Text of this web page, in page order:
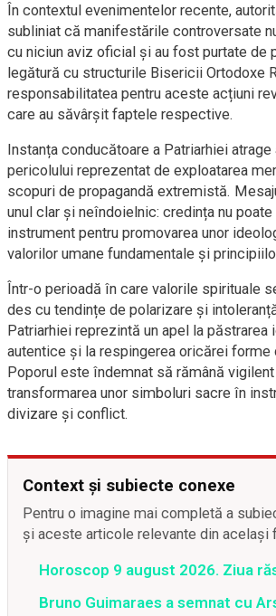
În contextul evenimentelor recente,
subliniat că manifestările controversate
cu niciun aviz oficial și au fost purtate de
legătură cu structurile Bisericii Ortodoxe
responsabilitatea pentru aceste acțiuni
care au săvârșit faptele respective.
Instanța conducătoare a Patriarhiei
pericolului reprezentat de exploatarea
scopuri de propagandă extremistă.
unul clar și neîndoielnic: credința nu
instrument pentru promovarea unor
valorilor umane fundamentale și
Într-o perioadă în care valorile spirituale
des cu tendințe de polarizare și
Patriarhiei reprezintă un apel la
autentice și la respingerea oricărei forme
Poporul este îndemnat să rămână
transformarea unor simboluri sacre în
divizare și conflict.
Context și subiecte conexe
Pentru o imagine mai completă a
și aceste articole relevante din același
Horoscop 9 august 2026. Ziua
Bruno Guimaraes a semnat cu